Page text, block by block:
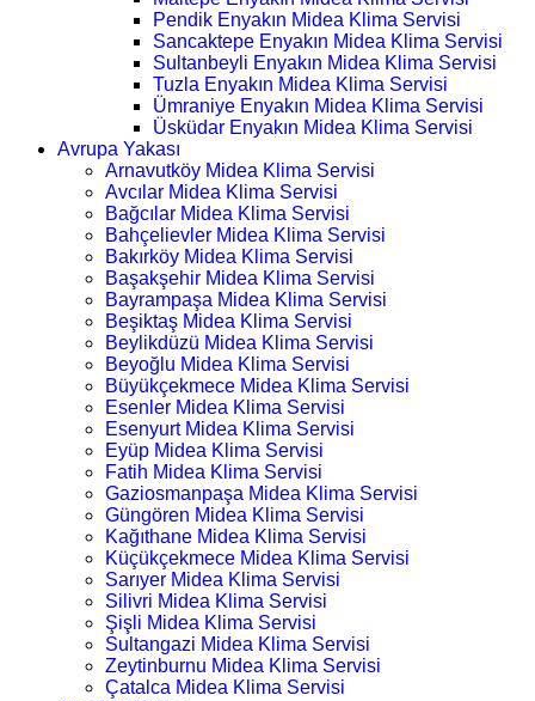
Pendik Enyakın Midea Klima Servisi
Sancaktepe Enyakın Midea Klima Servisi
Sultanbeyli Enyakın Midea Klima Servisi
Tuzla Enyakın Midea Klima Servisi
Ümraniye Enyakın Midea Klima Servisi
Üsküdar Enyakın Midea Klima Servisi
Avrupa Yakası
Arnavutköy Midea Klima Servisi
Avcılar Midea Klima Servisi
Bağcılar Midea Klima Servisi
Bahçelievler Midea Klima Servisi
Bakırköy Midea Klima Servisi
Başakşehir Midea Klima Servisi
Bayrampaşa Midea Klima Servisi
Beşiktaş Midea Klima Servisi
Beylikdüzü Midea Klima Servisi
Beyoğlu Midea Klima Servisi
Büyükçekmece Midea Klima Servisi
Esenler Midea Klima Servisi
Esenyurt Midea Klima Servisi
Eyüp Midea Klima Servisi
Fatih Midea Klima Servisi
Gaziosmanpaşa Midea Klima Servisi
Güngören Midea Klima Servisi
Kağıthane Midea Klima Servisi
Küçükçekmece Midea Klima Servisi
Sarıyer Midea Klima Servisi
Silivri Midea Klima Servisi
Şişli Midea Klima Servisi
Sultangazi Midea Klima Servisi
Zeytinburnu Midea Klima Servisi
Çatalca Midea Klima Servisi